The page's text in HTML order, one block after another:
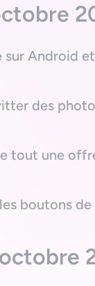
sur Android
des
tout une
boutons